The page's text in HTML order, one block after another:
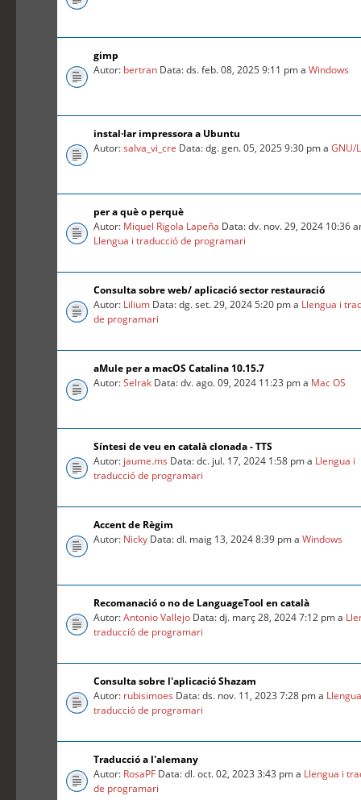
gimp
Autor: bertran Data: ds. feb. 08, 2025 9:11 pm aWindows
instal·lar impressora a Ubuntu
Autor:salva_vi_cre Data: dg. gen. 05, 2025 9:30 pm aGNU/
per a què o perquè
Autor: Miquel Rigola Lapeña Data: dv. nov. 29, 2024 10:36
Llengua i traducció de programari
Consulta sobre web/ aplicació sector restauració
Autor: Lilium Data: dg. set. 29, 2024 5:20 pm a Llengua i
de programari
aMule per a macOS Catalina 10.15.7
Autor:Selrak Data: dv. ago. 09, 2024 11:23 pm a Mac OS
Síntesi de veu en català clonada - TTS
Autor: jaume.ms Data: dc. jul. 17, 2024 1:58 pm a Llengua i
traducció de programari
Accent de Règim
Autor: Nicky Data: dl. maig 13, 2024 8:39 pm aWindows
Recomanació o no de LanguageTool en català
Autor:Antonio Vallejo Data: dj. març 28, 2024 7:12 pm a
traducció de programari
Consulta sobre l'aplicació Shazam
Autor: rubisimoes Data: ds. nov. 11, 2023 7:28 pm a
traducció de programari
Traducció a l'alemany
Autor: RosaPF Data: dl. oct. 02, 2023 3:43 pm a Llengua i
de programari